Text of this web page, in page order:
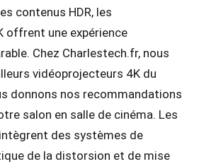
contenus HDR, les
offrent une expérience
Chez Charlestech.fr, nous
vidéoprojecteurs 4K du
donnons nos recommandations
salon en salle de cinéma. Les
des systèmes de
de la distorsion et de mise